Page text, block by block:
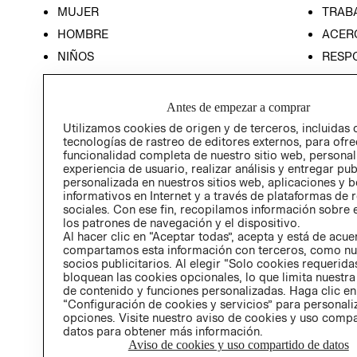
MUJER
HOMBRE
NIÑOS
HOME
Antes de empezar a comprar
Utilizamos cookies de origen y de terceros, incluidas
tecnologías de rastreo de editores externos, para
funcionalidad completa de nuestro sitio web,
experiencia de usuario, realizar análisis y entregar
personalizada en nuestros sitios web, aplicaciones y
informativos en Internet y a través de plataformas de
sociales. Con ese fin, recopilamos información sobre
los patrones de navegación y el dispositivo.
Al hacer clic en “Aceptar todas”, acepta y está de
compartamos esta información con terceros, como
socios publicitarios. Al elegir “Solo cookies
bloquean las cookies opcionales, lo que limita
de contenido y funciones personalizadas. Haga clic en
“Configuración de cookies y servicios” para
opciones. Visite nuestro aviso de cookies y uso
datos para obtener más información.
Aviso de cookies y uso compartido de datos